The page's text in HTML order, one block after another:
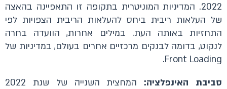
2022. המדיניות המוניטרית בתקופה זו התאפיינה בהאצה
של העלאות ריבית ביחס להעלאות הריבית הצפויות לפי
התחזיות באותה העת. במילים אחרות, הוועדה בחרה
לנקוט, בדומה לבנקים מרכזיים אחרים בעולם, במדיניות של
Front Loading.
סביבת האינפלציה:
המחצית השנייה של שנת 2022